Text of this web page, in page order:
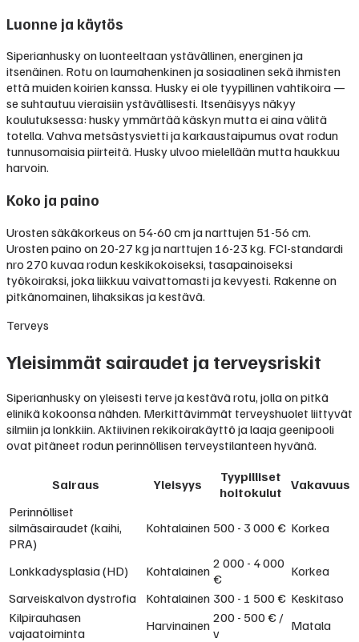
Luonne ja käytös
Siperianhusky on luonteeltaan ystävällinen, energinen ja
itsenäinen. Rotu on laumahenkinen ja sosiaalinen sekä ihmisten
että muiden koirien kanssa. Husky ei ole tyypillinen vahtikoira —
se suhtautuu vieraisiin ystävällisesti. Itsenäisyys näkyy
koulutuksessa: husky ymmärtää käskyn mutta ei aina välitä
totella. Vahva metsästysvietti ja karkaustaipumus ovat rodun
tunnusomaisia piirteitä. Husky ulvoo mielellään mutta haukkuu
harvoin.
Koko ja paino
Urosten säkäkorkeus on 54-60 cm ja narttujen 51-56 cm.
Urosten paino on 20-27 kg ja narttujen 16-23 kg. FCI-standardi
nro 270 kuvaa rodun keskikokoiseksi, tasapainoiseksi
työkoiraksi, joka liikkuu vaivattomasti ja kevyesti. Rakenne on
pitkänomainen, lihaksikas ja kestävä.
Terveys
Yleisimmät sairaudet ja terveysriskit
Siperianhusky on yleisesti terve ja kestävä rotu, jolla on pitkä
elinikä kokoonsa nähden. Merkittävimmät terveyshuolet liittyvät
silmiin ja lonkkiin. Aktiivinen rekikoirakäyttö ja laaja geenipooli
ovat pitäneet rodun perinnöllisen terveystilanteen hyvänä.
Sairaus Yleisyys
Tyypilliset
hoitokulut Vakavuus
Perinnölliset
silmäsairaudet (kaihi,
PRA)
Kohtalainen 500 - 3 000 € Korkea
Lonkkadysplasia (HD) Kohtalainen 2 000 - 4 000
€
Korkea
Sarveiskalvon dystrofia
Kohtalainen 300 - 1 500 € Keskitaso
Kilpirauhasen
vajaatoiminta
Harvinainen 200 - 500 € /
v
Matala